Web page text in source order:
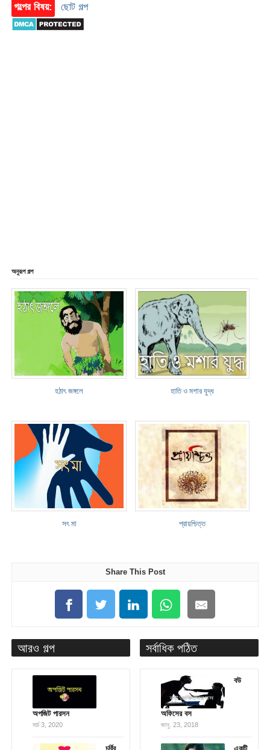
গল্পের বিষয়:
ছোট গল্প
অনুরূপ গল্প
হঠাৎ জঙ্গলে হাতি ও মশার যুদ্ধ
সৎ মা প্রায়শ্চিত্ত
Share This Post
আরও গল্প
অপজিট পারসন
মার্চ 3, 2020
সর্বাধিক পঠিত
বউ
অফিসের বস
জানু. 23, 2018